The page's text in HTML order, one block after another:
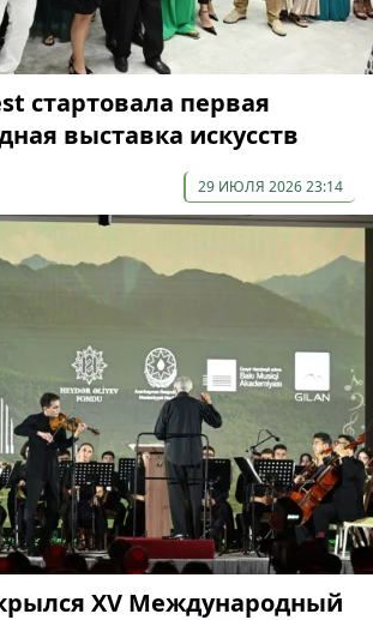
стартовала первая
выставка искусств
29 ИЮЛЯ 2026 23:14
XV Международный